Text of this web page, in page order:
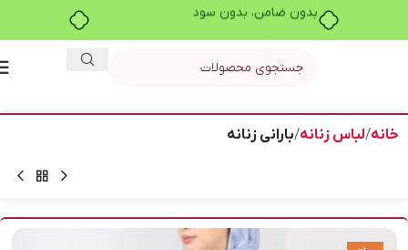
بدون ضامن، بدون سود
خانه لباس زنانه بارانی زنانه